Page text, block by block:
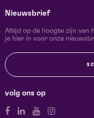
Nieuwsbrief
Altijd op de hoogte zijn van
je hier in voor onze
volg ons op